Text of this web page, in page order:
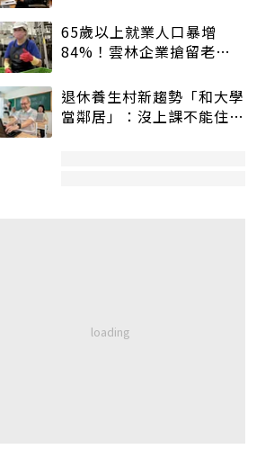
65歲以上就業人口暴增
84%！雲林企業搶留老員
退休養生村新趨勢「和大學
當鄰居」：沒上課不能住、